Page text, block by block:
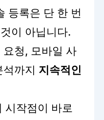
등록은 단 한 번
이 아닙니다.
청, 모바일 사
까지 지속적인
시작점이 바로